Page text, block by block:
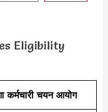
Eligibility
कर्मचारी चयन आयोग